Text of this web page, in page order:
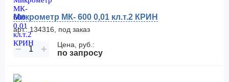
Микрометр МК- 600 0,01 кл.т.2 КРИН
арт.: 134316, под заказ
− + Цена, руб.:
по запросу